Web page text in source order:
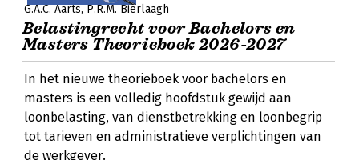
G.A.C. Aarts P.R.M. Bierlaagh
Belastingrecht voor Bachelors en
Masters Theorieboek 2026-2027
In het nieuwe theorieboek voor bachelors en
masters is een volledig hoofdstuk gewijd aan
loonbelasting, van dienstbetrekking en loonbegrip
tot tarieven en administratieve verplichtingen van
de werkgever.